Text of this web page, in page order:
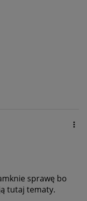
sprawę bo
tutaj tematy.